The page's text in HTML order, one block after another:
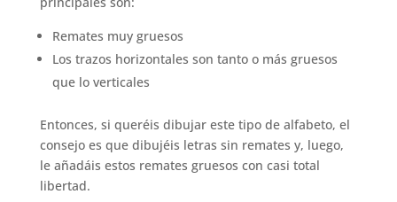
Remates muy gruesos
Los trazos horizontales son tanto o más gruesos
que lo verticales
Entonces, si queréis dibujar este tipo de alfabeto, el
consejo es que dibujéis letras sin remates y, luego,
le añadáis estos remates gruesos con casi total
libertad.